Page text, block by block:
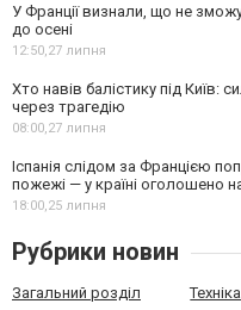
У Франції визнали, що не
до осені
12:50,27 липня
Хто навів балістику під Київ:
через трагедію
08:00,27 липня
Іспанія слідом за Францією
пожежі — у країні оголошено
18:00,25 липня
Рубрики новин
Загальний розділ Техніка